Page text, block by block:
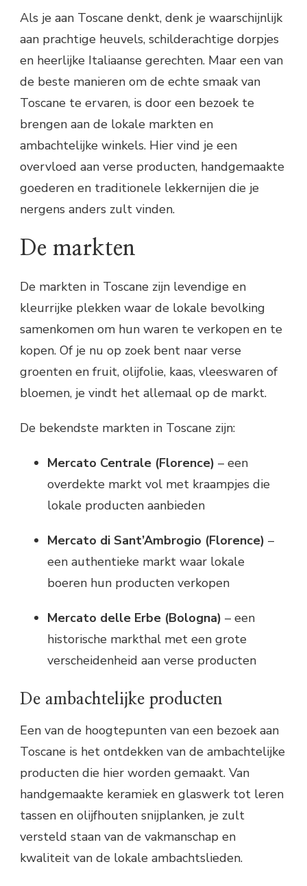
Als je aan Toscane denkt, denk je waarschijnlijk
aan prachtige heuvels, schilderachtige dorpjes
en heerlijke Italiaanse gerechten. Maar een van
de beste manieren om de echte smaak van
Toscane te ervaren, is door een bezoek te
brengen aan de lokale markten en
ambachtelijke winkels. Hier vind je een
overvloed aan verse producten, handgemaakte
goederen en traditionele lekkernijen die je
nergens anders zult vinden.
De markten
De markten in Toscane zijn levendige en
kleurrijke plekken waar de lokale bevolking
samenkomen om hun waren te verkopen en te
kopen. Of je nu op zoek bent naar verse
groenten en fruit, olijfolie, kaas, vleeswaren of
bloemen, je vindt het allemaal op de markt.
De bekendste markten in Toscane zijn:
Mercato Centrale (Florence) – een
overdekte markt vol met kraampjes die
lokale producten aanbieden
Mercato di Sant’Ambrogio (Florence) –
een authentieke markt waar lokale
boeren hun producten verkopen
Mercato delle Erbe (Bologna) – een
historische markthal met een grote
verscheidenheid aan verse producten
De ambachtelijke producten
Een van de hoogtepunten van een bezoek aan
Toscane is het ontdekken van de ambachtelijke
producten die hier worden gemaakt. Van
handgemaakte keramiek en glaswerk tot leren
tassen en olijfhouten snijplanken, je zult
versteld staan van de vakmanschap en
kwaliteit van de lokale ambachtslieden.